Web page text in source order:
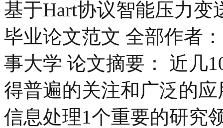
基于Hart协议智能压力
毕业论文范文 全部作者
事大学 论文摘要： 近几
得普遍的关注和广泛的
信息处理1个重要的研究